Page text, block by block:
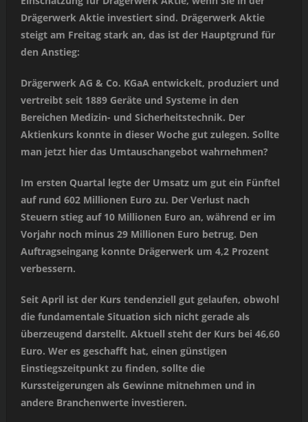
Drägerwerk Aktie investiert sind. Drägerwerk Aktie
steigt am Freitag stark an, das ist der Hauptgrund für
den Anstieg:
Drägerwerk AG & Co. KGaA entwickelt, produziert und
vertreibt seit 1889 Geräte und Systeme in den
Bereichen Medizin- und Sicherheitstechnik. Der
Aktienkurs konnte in dieser Woche gut zulegen. Sollte
man jetzt hier das Umtauschangebot wahrnehmen?
Im ersten Quartal legte der Umsatz um gut ein Fünftel
auf rund 602 Millionen Euro zu. Der Verlust nach
Steuern stieg auf 10 Millionen Euro an, während er im
Vorjahr noch minus 29 Millionen Euro betrug. Den
Auftragseingang konnte Drägerwerk um 4,2 Prozent
verbessern.
Seit April ist der Kurs tendenziell gut gelaufen, obwohl
die fundamentale Situation sich nicht gerade als
überzeugend darstellt. Aktuell steht der Kurs bei 46,60
Euro. Wer es geschafft hat, einen günstigen
Einstiegszeitpunkt zu finden, sollte die
Kurssteigerungen als Gewinne mitnehmen und in
andere Branchenwerte investieren.